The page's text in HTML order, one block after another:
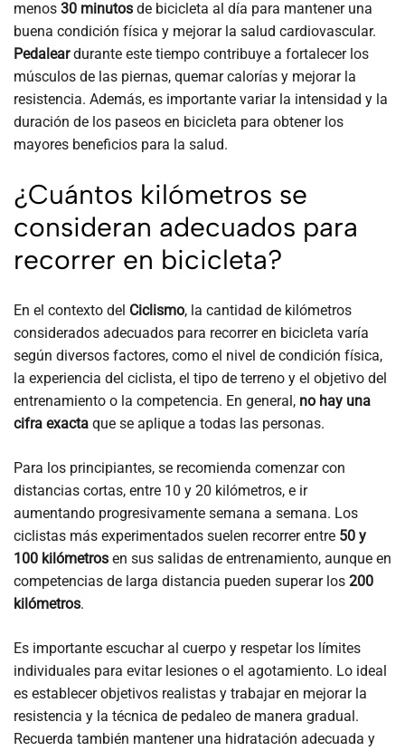
menos 30 minutos de bicicleta al día para mantener una
buena condición física y mejorar la salud cardiovascular.
Pedaleardurante este tiempo contribuye a fortalecer los
músculos de las piernas, quemar calorías y mejorar la
resistencia. Además, es importante variar la intensidad y la
duración de los paseos en bicicleta para obtener los
mayores beneficios para la salud.
¿Cuántos kilómetros se
consideran adecuados para
recorrer en bicicleta?
En el contexto del Ciclismo, la cantidad de kilómetros
considerados adecuados para recorrer en bicicleta varía
según diversos factores, como el nivel de condición física,
la experiencia del ciclista, el tipo de terreno y el objetivo del
entrenamiento o la competencia. En general, no hay una
cifra exacta que se aplique a todas las personas.
Para los principiantes, se recomienda comenzar con
distancias cortas, entre 10 y 20 kilómetros, e ir
aumentando progresivamente semana a semana. Los
ciclistas más experimentados suelen recorrer entre 50 y
100 kilómetros en sus salidas de entrenamiento, aunque en
competencias de larga distancia pueden superar los 200
kilómetros.
Es importante escuchar al cuerpo y respetar los límites
individuales para evitar lesiones o el agotamiento. Lo ideal
es establecer objetivos realistas y trabajar en mejorar la
resistencia y la técnica de pedaleo de manera gradual.
Recuerda también mantener una hidratación adecuada y